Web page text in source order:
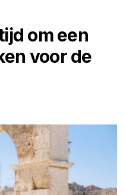
om een
voor de